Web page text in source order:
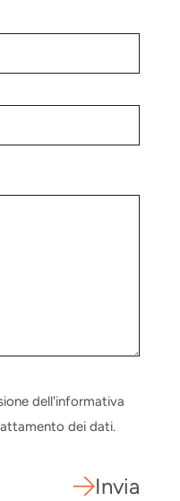
dell'informativa
dei dati.
Invia